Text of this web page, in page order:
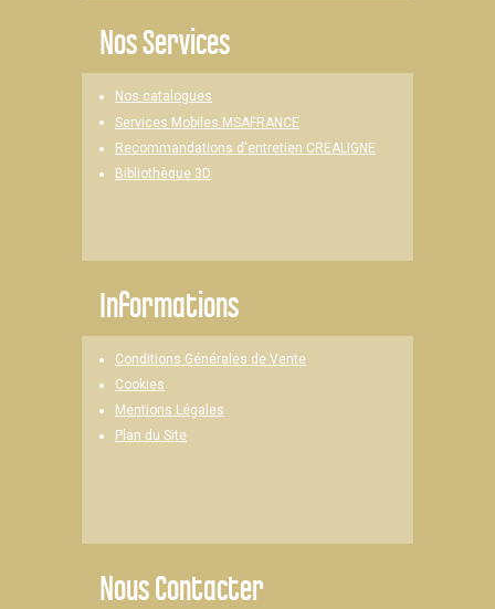
Nos Services
Nos catalogues
Services Mobiles MSAFRANCE
Recommandations d'entretien CREALIGNE
Bibliothèque 3D
Informations
Conditions Générales de Vente
Cookies
Mentions Légales
Plan du Site
Nous Contacter